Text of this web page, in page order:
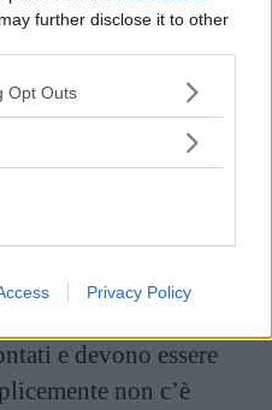
further disclose it to other
uses one or more Google
behaviour. You may click to
purposes in below Google
Opt Outs
Privacy Policy
nei pesci nelle
e negli uccelli che
letteralmente,
la vera fonte
riproduttive.
e devono essere
non c’è